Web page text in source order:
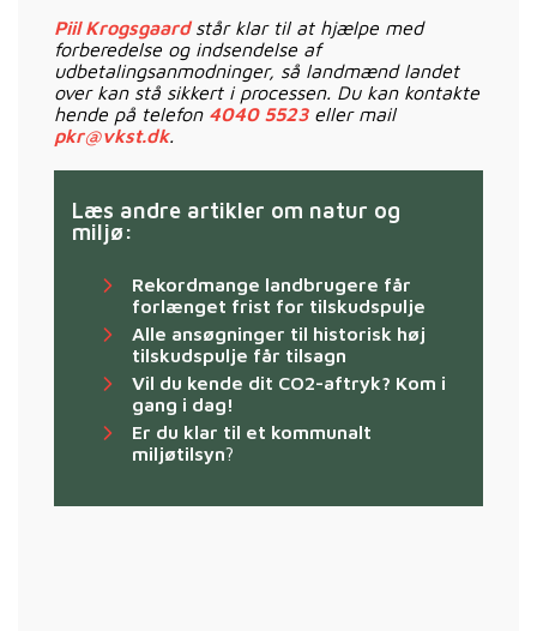
Piil Krogsgaard står klar til at hjælpe med
forberedelse og indsendelse af
udbetalingsanmodninger, så landmænd landet
over kan stå sikkert i processen. Du kan kontakte
hende på telefon 4040 5523eller mail
pkr@vkst.dk.
Læs andre artikler om natur og
miljø:
Rekordmange landbrugere får
forlænget frist for tilskudspulje
Alle ansøgninger til historisk høj
tilskudspulje får tilsagn
Vil du kende dit CO2-aftryk? Kom i
gang i dag!
Er du klar til et kommunalt
miljøtilsyn?